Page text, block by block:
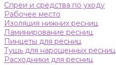
Спреи и средства по уходу
Рабочее место
Изоляция нижних ресниц
Ламинирование ресниц
Пинцеты для ресниц
Тушь для нарощенных ресниц
Расходники для ресниц